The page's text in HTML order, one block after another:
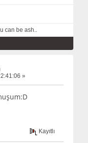
can be ash..
»
Kayıtlı